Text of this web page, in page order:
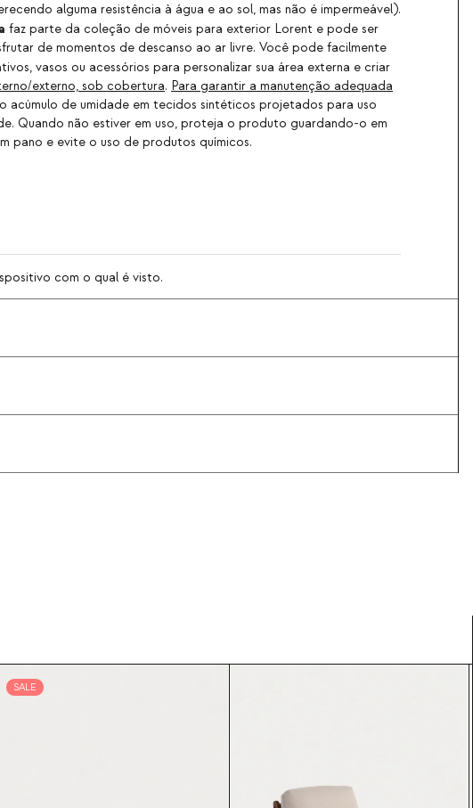
alguma resistência à água e ao sol, mas não é impermeável).
faz parte da coleção de móveis para exterior Lorent e pode ser
de momentos de descanso ao ar livre. Você pode facilmente
vasos ou acessórios para personalizar sua área externa e criar
externo, sob cobertura. Para garantir a manutenção adequada
de umidade em tecidos sintéticos projetados para uso
Quando não estiver em uso, proteja o produto guardando-o em
pano e evite o uso de produtos químicos.
com o qual é visto.
SALE